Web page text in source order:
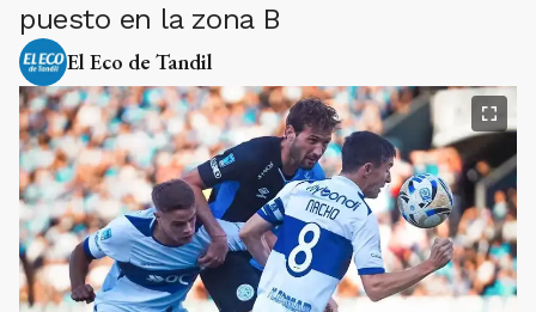
puesto en la zona B
El Eco de Tandil